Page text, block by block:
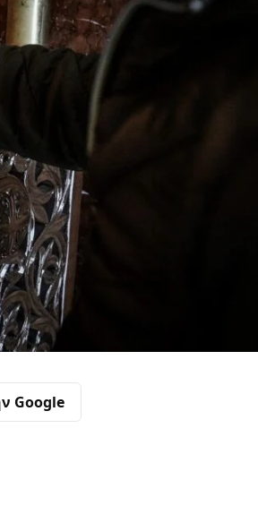
Google